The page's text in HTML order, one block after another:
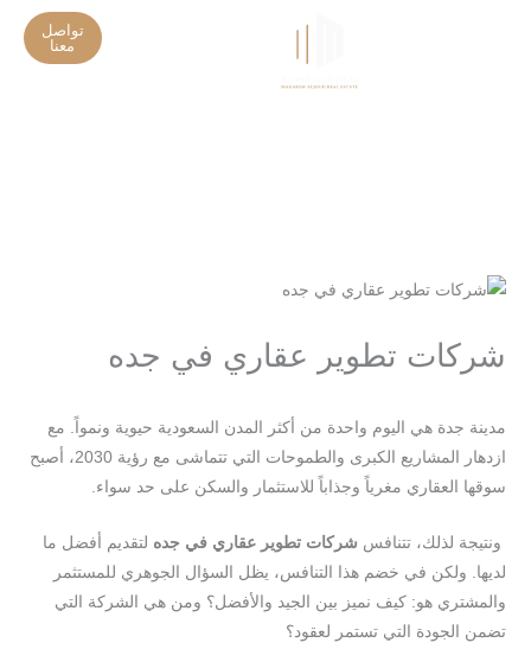
تواصل
معنا
شركات تطوير عقاري في جده
مدينة جدة هي اليوم واحدة من أكثر المدن السعودية حيوية ونمواً. مع
ازدهار المشاريع الكبرى والطموحات التي تتماشى مع رؤية 2030، أصبح
سوقها العقاري مغرياً وجذاباً للاستثمار والسكن على حد سواء.
ونتيجة لذلك، تتنافس شركات تطوير عقاري في جده لتقديم أفضل ما
لديها. ولكن في خضم هذا التنافس، يظل السؤال الجوهري للمستثمر
والمشتري هو: كيف نميز بين الجيد والأفضل؟ ومن هي الشركة التي
تضمن الجودة التي تستمر لعقود؟